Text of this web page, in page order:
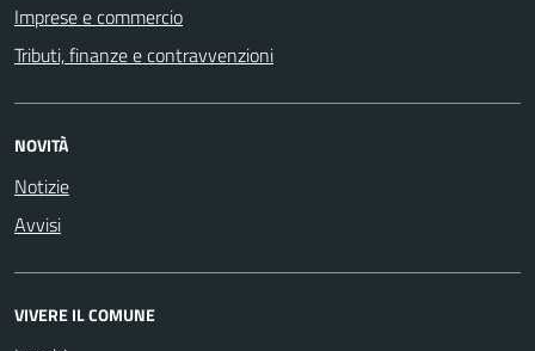
Imprese e commercio
Tributi, finanze e contravvenzioni
NOVITÀ
Notizie
Avvisi
VIVERE IL COMUNE